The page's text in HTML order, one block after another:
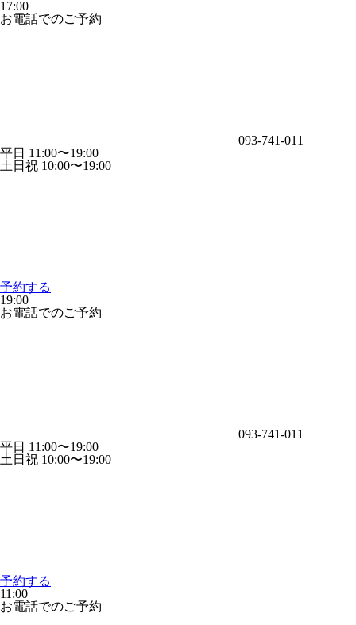
17:00
お電話でのご予約
093-741-011
平日 11:00〜19:00
土日祝 10:00〜19:00
予約する
19:00
お電話でのご予約
093-741-011
平日 11:00〜19:00
土日祝 10:00〜19:00
予約する
11:00
お電話でのご予約